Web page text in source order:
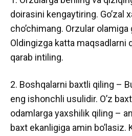
doirasini kengaytiring. Go’zal
cho’chimang. Orzular olamiga
Oldingizga katta maqsadlarni
qarab intiling.
2. Boshqalarni baxtli qiling –
eng ishonchli usulidir. O’z
odamlarga yaxshilik qiling –
baxt ekanligiga amin bo’lasiz.